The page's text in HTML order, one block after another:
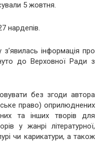
5 жовтня.
нардепів.
інформація про
до Верховної Ради з
без згоди автора
право) оприлюднених
та інших творів для
у жанрі літературної,
чи карикатури, а також